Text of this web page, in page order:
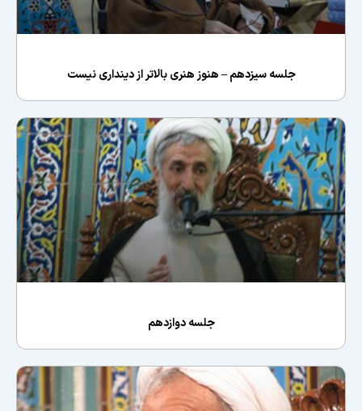
جلسه سیزدهم – هنوز هنری بالاتر از دینداری نیست
جلسه دوازدهم